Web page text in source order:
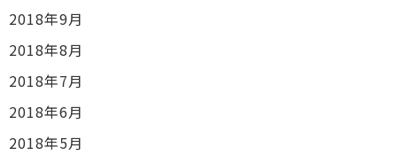
2018年9月
2018年8月
2018年7月
2018年6月
2018年5月